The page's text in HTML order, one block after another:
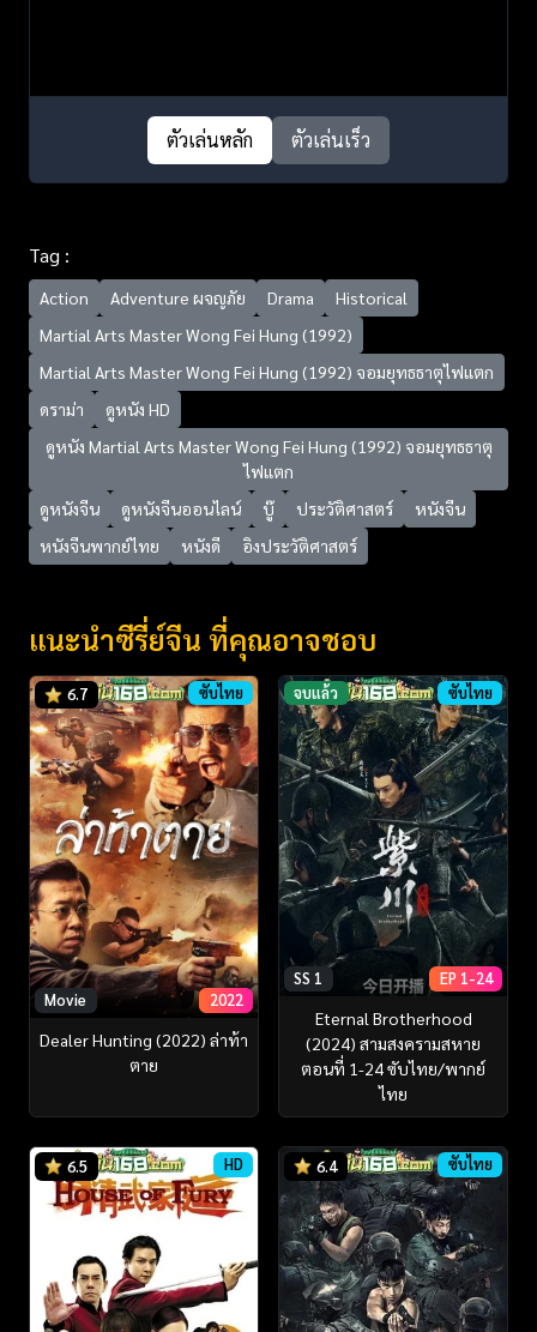
ตัวเล่นหลัก ตัวเล่นเร็ว
Tag :
Action Adventure ผจญภัย Drama
Historical
Martial Arts Master Wong Fei Hung (1992)
Martial Arts Master Wong Fei Hung (1992) จอมยุทธธาตุไฟแตก
ดราม่า
ดูหนัง HD
ดูหนัง Martial Arts Master Wong Fei Hung (1992) จอมยุทธธาตุ
ไฟแตก
ดูหนังจีน
ดูหนังจีนออนไลน์ บู๊ ประวัติศาสตร์
หนังจีน
หนังจีนพากย์ไทย
หนังดี อิงประวัติศาสตร์
แนะนำซีรี่ย์จีน ที่คุณอาจชอบ
6.7 ซับไทย
Movie 2022
Dealer Hunting (2022) ล่าท้า
ตาย
จบแล้ว ซับไทย
SS 1 EP 1-24
Eternal Brotherhood
(2024) สามสงครามสหาย
ตอนที่ 1-24 ซับไทย/พากย์
ไทย
6.5 HD 6.4 ซับไทย